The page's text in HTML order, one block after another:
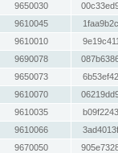
9650030
9610045
9610010
9690078
9650073
9610070
9610035
9610066
9670050